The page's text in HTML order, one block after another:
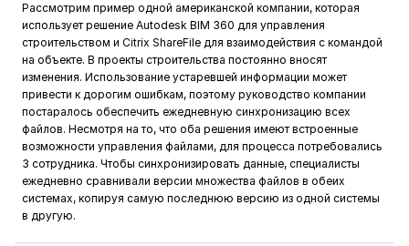
Рассмотрим пример одной американской компании, которая
использует решение Autodesk BIM 360 для управления
строительством и Citrix ShareFile для взаимодействия с командой
на объекте. В проекты строительства постоянно вносят
изменения. Использование устаревшей информации может
привести к дорогим ошибкам, поэтому руководство компании
постаралось обеспечить ежедневную синхронизацию всех
файлов. Несмотря на то, что оба решения имеют встроенные
возможности управления файлами, для процесса потребовались
3 сотрудника. Чтобы синхронизировать данные, специалисты
ежедневно сравнивали версии множества файлов в обеих
системах, копируя самую последнюю версию из одной системы
в другую.